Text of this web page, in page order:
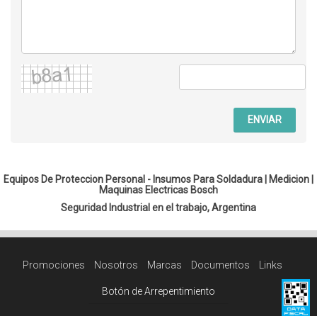
ENVIAR
Equipos De Proteccion Personal - Insumos Para Soldadura | Medicion |
Maquinas Electricas Bosch
Seguridad Industrial en el trabajo, Argentina
Promociones Nosotros Marcas Documentos Links
Botón de Arrepentimiento